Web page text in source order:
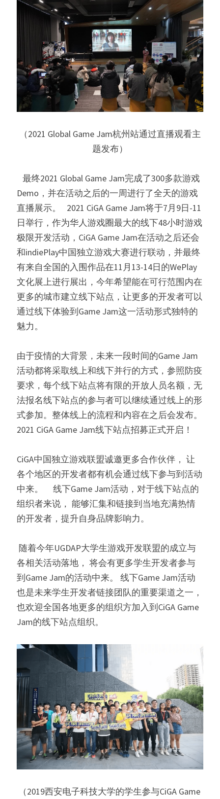
（2021 Global Game Jam杭州站通过直播观看主
题发布）
Demo，并在活动之后的一周进行了全天的游戏
直播展示。   2021 CiGA Game Jam将于7月9日-11
日举行，作为华人游戏圈最大的线下48小时游戏
极限开发活动，CiGA Game Jam在活动之后还会
和indiePlay中国独立游戏大赛进行联动，并最终
有来自全国的入围作品在11月13-14日的WePlay
文化展上进行展出，今年希望能在可行范围内在
更多的城市建立线下站点，让更多的开发者可以
通过线下体验到Game Jam这一活动形式独特的
魅力。
由于疫情的大背景，未来一段时间的Game Jam
活动都将采取线上和线下并行的方式，参照防疫
要求，每个线下站点将有限的开放人员名额，无
法报名线下站点的参与者可以继续通过线上的形
式参加。整体线上的流程和内容在之后会发布。
2021 CiGA Game Jam线下站点招募正式开启！
CiGA中国独立游戏联盟诚邀更多合作伙伴， 让
各个地区的开发者都有机会通过线下参与到活动
中来。     线下Game Jam活动，对于线下站点的
组织者来说， 能够汇集和链接到当地充满热情
的开发者，提升自身品牌影响力。
各相关活动落地， 将会有更多学生开发者参与
到Game Jam的活动中来。 线下Game Jam活动
也是未来学生开发者链接团队的重要渠道之一，
也欢迎全国各地更多的组织方加入到CiGA Game
Jam的线下站点组织。
（2019西安电子科技大学的学生参与CiGA Game